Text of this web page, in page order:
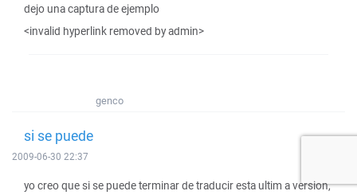
dejo una captura de ejemplo
<invalid hyperlink removed by admin>
genco
si se puede
2009-06-30 22:37
yo creo que si se puede terminar de traducir esta ultim a version,